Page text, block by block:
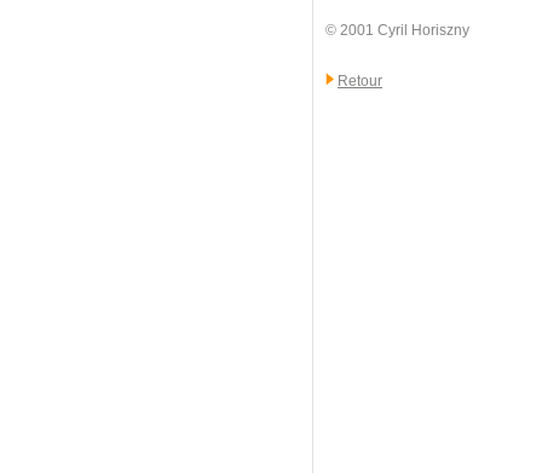
© 2001 Cyril Horiszny
Retour